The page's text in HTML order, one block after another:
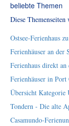
beliebte Themen
Diese
Ostsee-Ferienhaus
Ferienhäuser an der
Ferienhaus direkt an
Ferienhäuser in
Übersicht Kategorie
Tondern - Die alte
Casamundo-